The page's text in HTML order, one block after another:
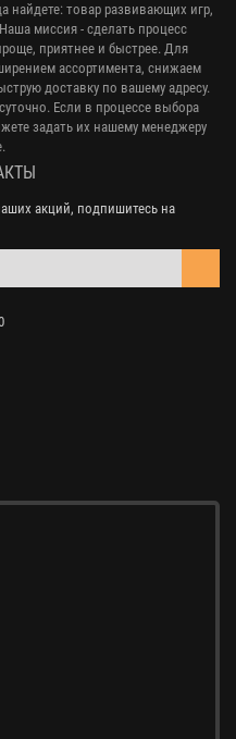
найдете: товар развивающих игр,
миссия - сделать процесс
приятнее и быстрее. Для
ассортимента, снижаем
доставку по вашему адресу.
Если в процессе выбора
задать их нашему менеджеру
акций, подпишитесь на